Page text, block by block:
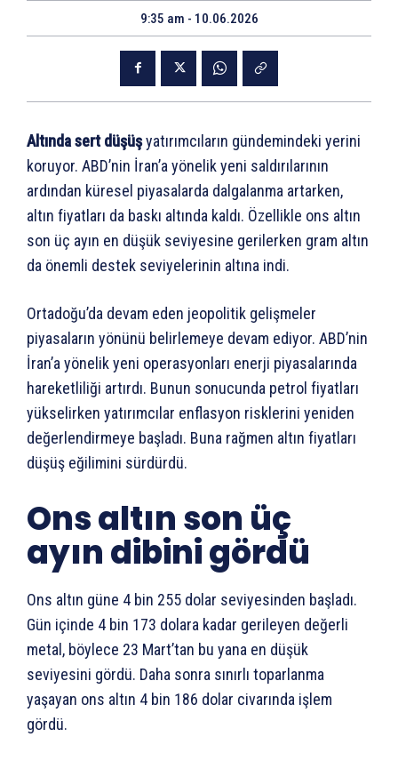
9:35 am - 10.06.2026
Altında sert düşüşyatırımcıların gündemindeki yerini
koruyor. ABD’nin İran’a yönelik yeni saldırılarının
ardından küresel piyasalarda dalgalanma artarken,
altın fiyatları da baskı altında kaldı. Özellikle ons altın
son üç ayın en düşük seviyesine gerilerken gram altın
da önemli destek seviyelerinin altına indi.
Ortadoğu’da devam eden jeopolitik gelişmeler
piyasaların yönünü belirlemeye devam ediyor. ABD’nin
İran’a yönelik yeni operasyonları enerji piyasalarında
hareketliliği artırdı. Bunun sonucunda petrol fiyatları
yükselirken yatırımcılar enflasyon risklerini yeniden
değerlendirmeye başladı. Buna rağmen altın fiyatları
düşüş eğilimini sürdürdü.
Ons altın son üç
ayın dibini gördü
Ons altın güne 4 bin 255 dolar seviyesinden başladı.
Gün içinde 4 bin 173 dolara kadar gerileyen değerli
metal, böylece 23 Mart’tan bu yana en düşük
seviyesini gördü. Daha sonra sınırlı toparlanma
yaşayan ons altın 4 bin 186 dolar civarında işlem
gördü.